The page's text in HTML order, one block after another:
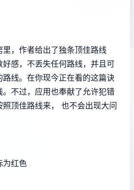
，作者给出了独条顶佳路线
感，不丢失任何路线，并且可
线。在你现今正在看的这篇诀
不过，应用也奉献了允许犯错
顶佳路线来， 也不会出现大问
为红色